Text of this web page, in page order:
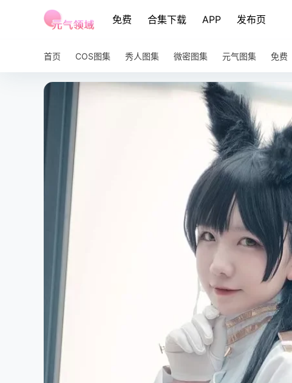
免费 合集下载 APP 发布页
首页 COS图集 秀人图集 微密图集 元气图集 免费